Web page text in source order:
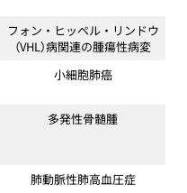
フォン・ヒッペル・リンドウ
（VHL）病関連の腫瘍性病変
小細胞肺癌
多発性骨髄腫
肺動脈性肺高血圧症